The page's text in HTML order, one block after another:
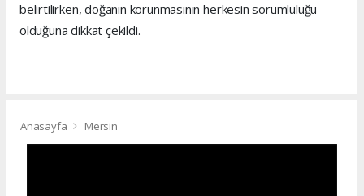
belirtilirken, doğanın korunmasının herkesin sorumluluğu
olduğuna dikkat çekildi.
Anasayfa Mersin